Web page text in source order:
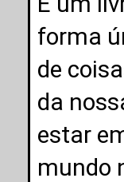
forma
de
da
estar
mundo